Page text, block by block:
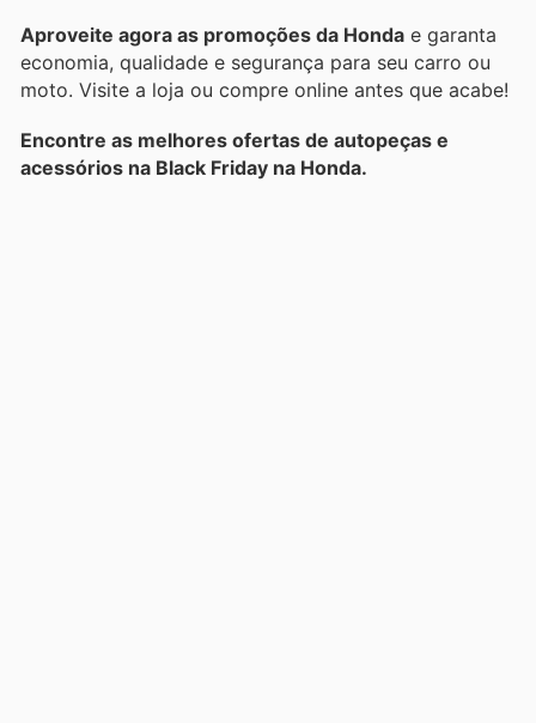
Aproveite agora as promoções da Honda e garanta
economia, qualidade e segurança para seu carro ou
moto. Visite a loja ou compre online antes que acabe!
Encontre as melhores ofertas de autopeças e
acessórios na Black Friday na Honda.